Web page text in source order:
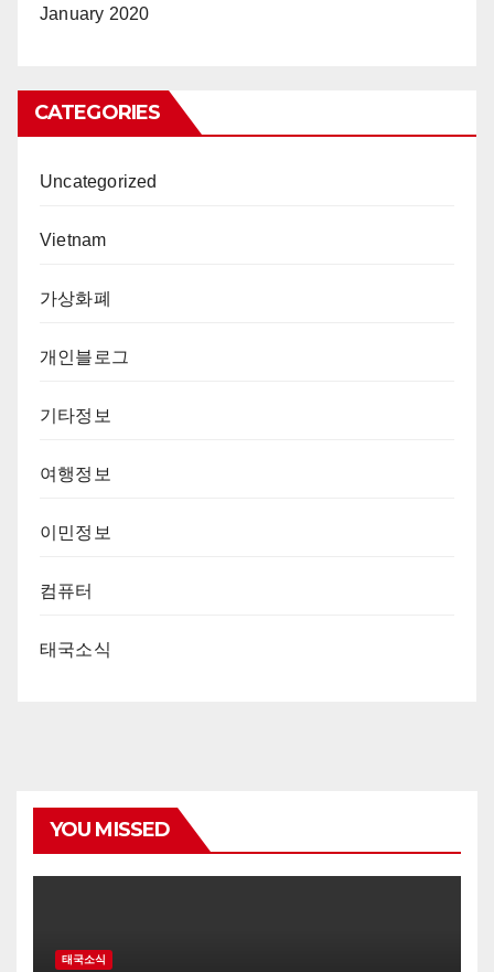
January 2020
CATEGORIES
Uncategorized
Vietnam
가상화폐
개인블로그
기타정보
여행정보
이민정보
컴퓨터
태국소식
YOU MISSED
태국소식